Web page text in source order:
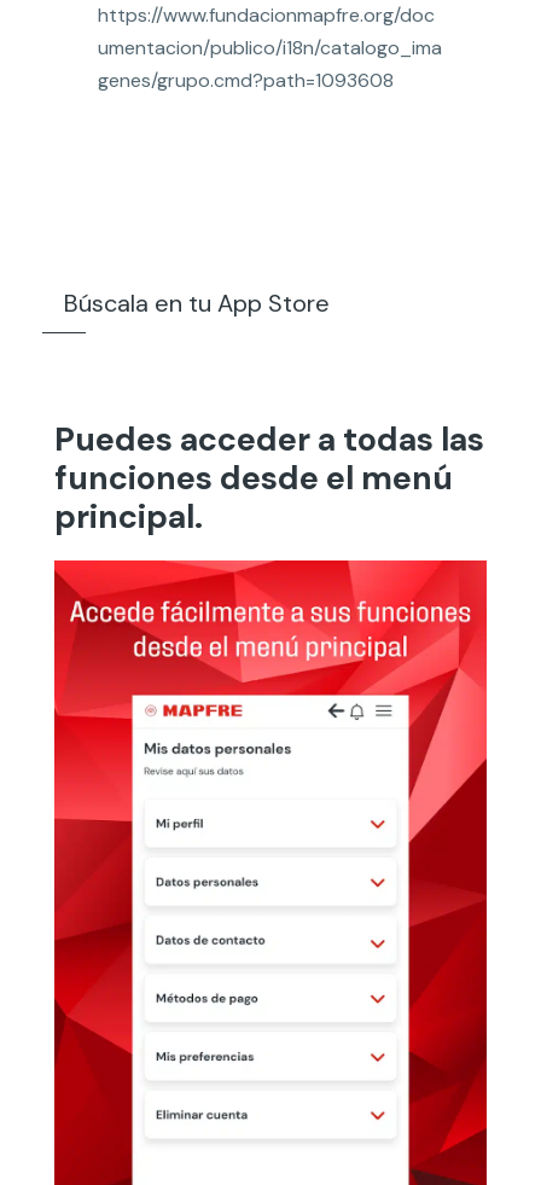
https://www.fundacionmapfre.org/doc
umentacion/publico/i18n/catalogo_ima
genes/grupo.cmd?path=1093608
Búscala en tu App Store
Puedes acceder a todas las
funciones desde el menú
principal.